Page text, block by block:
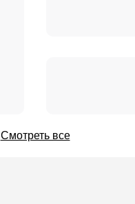
Смотреть все